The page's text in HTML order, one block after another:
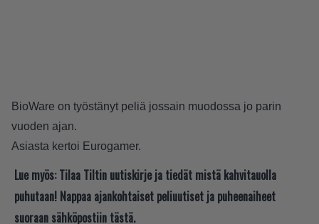
BioWare on työstänyt peliä jossain muodossa jo parin
vuoden ajan.
Asiasta kertoi Eurogamer.
Lue myös: Tilaa Tiltin uutiskirje ja tiedät mistä kahvitauolla
puhutaan! Nappaa ajankohtaiset peliuutiset ja puheenaiheet
suoraan sähköpostiin tästä.